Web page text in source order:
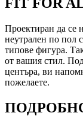
Проектиран да се
неутрален по пол
типове фигура.
от вашия стил.
центъра, ви
пожелаете.